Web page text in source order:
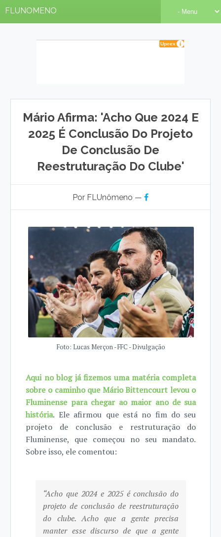
FLUNOMENO
Mário Afirma: 'Acho Que 2024 E
2025 É Conclusão Do Projeto
De Conclusão De
Reestruturação Do Clube'
Por FLUnômeno —
Foto: Lucas Merçon - FFC - Divulgação
Aqui no blog já fizemos uma matéria completa
sobre o caminho que Mário Bittencourt levou o
Fluminense para chegar ao maior ano de sua
história. Ele afirmou que está no fim do seu
projeto de conclusão e restruturação do
Fluminense, que começou no seu mandato.
Sobre isso, ele comentou:
“Acho que 2024 e 2025 é conclusão do
projeto de conclusão de reestruturação
do clube. Acho que a gente precisa
manter esse discurso de que a gente